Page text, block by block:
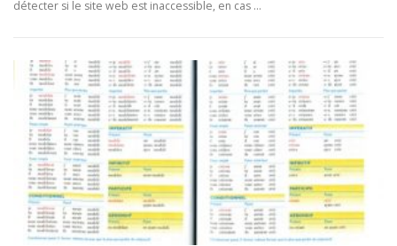
détecter si le site web est inaccessible, en cas …